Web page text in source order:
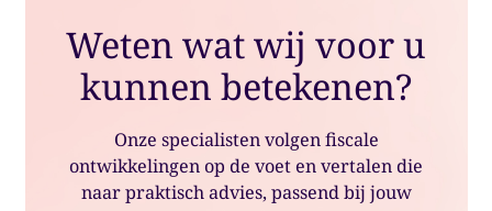
Weten wat wij voor u
kunnen betekenen?
Onze specialisten volgen fiscale
ontwikkelingen op de voet en vertalen die
naar praktisch advies, passend bij jouw